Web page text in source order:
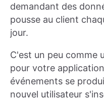
demandant des
pousse au client
jour.
C'est un peu comme
pour votre
événements se
nouvel utilisateur